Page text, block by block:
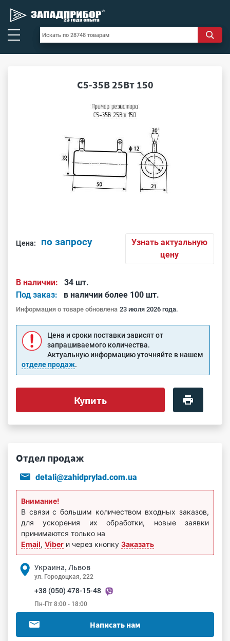
С5-35В 25Вт 150
Цена: по запросу
Узнать актуальную
цену
В наличии:
34 шт.
Под заказ:
в наличии более 100 шт.
Информация о товаре обновлена 23 июля 2026 года.
Цена и сроки поставки зависят от
запрашиваемого количества.
Актуальную информацию уточняйте в нашем
отделе продаж.
Купить
Отдел продаж
detali@zahidprylad.com.ua
Внимание!
В связи с большим количеством входных заказов,
для ускорения их обработки, новые заявки
принимаются только на
Email, Viber и через кнопку Заказать
Украина, Львов
ул. Городоцкая, 222
+38 (050) 478-15-48
Пн-Пт 8:00 - 18:00
Написать нам